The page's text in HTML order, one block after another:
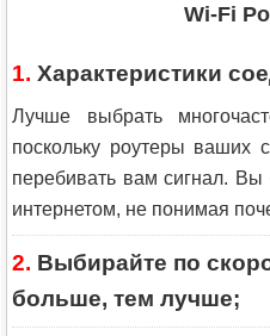
Wi-Fi
1. Характеристики
Лучше выбрать
поскольку роутеры ваших
перебивать вам сигнал. Вы
интернетом, не понимая
2. Выбирайте по
больше, тем лучше;